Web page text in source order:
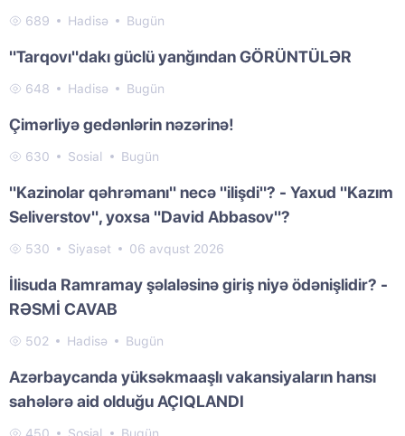
689 Hadisə Bugün
"Tarqovı"dakı güclü yanğından GÖRÜNTÜLƏR
648 Hadisə Bugün
Çimərliyə gedənlərin nəzərinə!
630 Sosial Bugün
"Kazinolar qəhrəmanı" necə "ilişdi"? - Yaxud "Kazım
Seliverstov", yoxsa "David Abbasov"?
530 Siyasət 06 avqust 2026
İlisuda Ramramay şəlaləsinə giriş niyə ödənişlidir? -
RƏSMİ CAVAB
502 Hadisə Bugün
Azərbaycanda yüksəkmaaşlı vakansiyaların hansı
sahələrə aid olduğu AÇIQLANDI